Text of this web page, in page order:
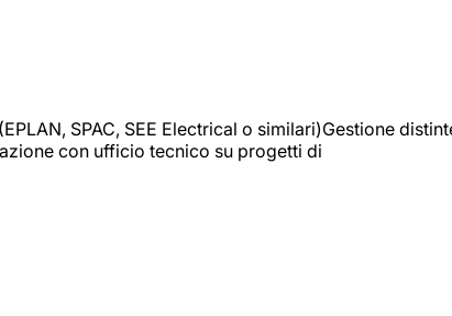
SPAC, SEE Electrical o similari)Gestione
con ufficio tecnico su progetti di